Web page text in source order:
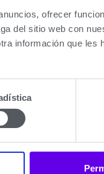
ofrecer
del sitio web con
información que les
tipo de Gas
Gas
ACS
13 litros/
o baño